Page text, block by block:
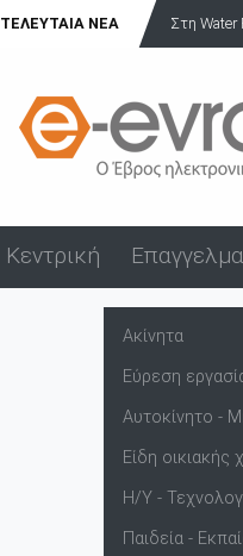
ΤΕΛΕΥΤΑΊΑ ΝΈΑ Στη Water
Κεντρική
Ακίνητα
Εύρεση
Αυτοκίνητο -
Είδη οικιακής
Η/Υ -
Παιδεία -